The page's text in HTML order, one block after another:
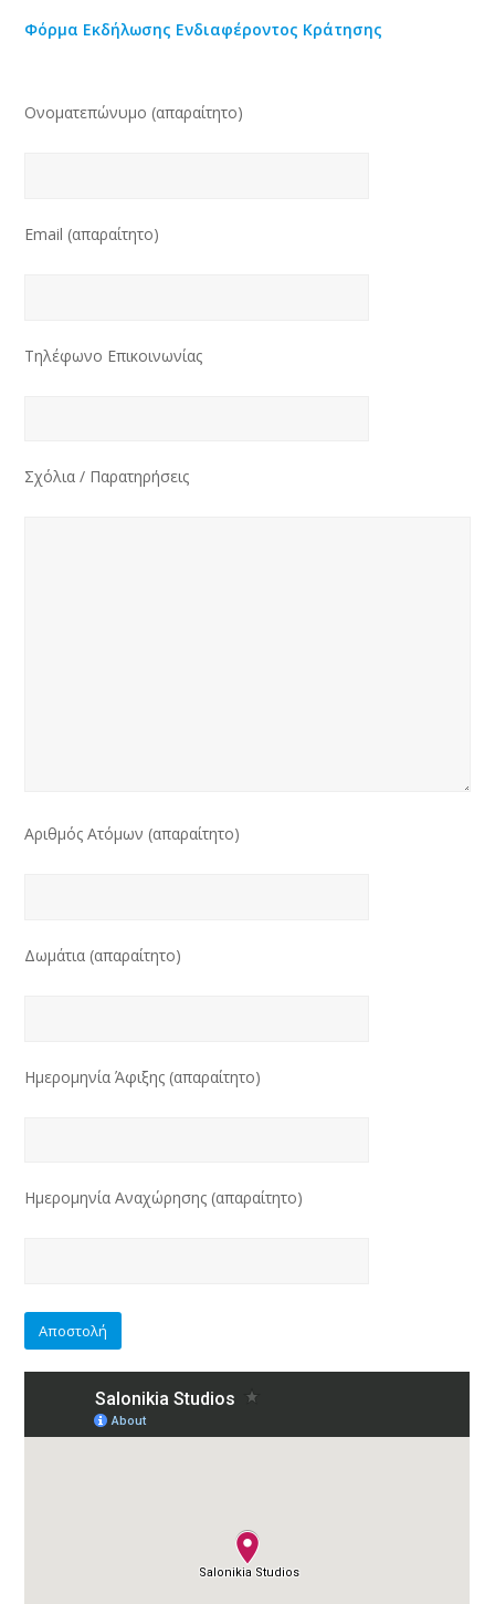
Φόρμα Εκδήλωσης Ενδιαφέροντος Κράτησης
Ονοματεπώνυμο (απαραίτητο)
Email (απαραίτητο)
Τηλέφωνο Επικοινωνίας
Σχόλια / Παρατηρήσεις
Αριθμός Ατόμων (απαραίτητο)
Δωμάτια (απαραίτητο)
Ημερομηνία Άφιξης (απαραίτητο)
Ημερομηνία Αναχώρησης (απαραίτητο)